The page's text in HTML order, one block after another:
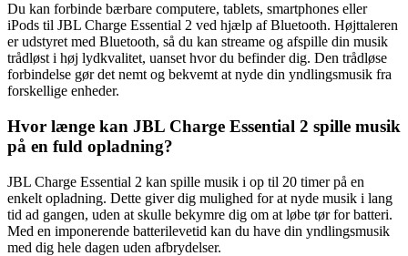
Du kan forbinde bærbare computere, tablets, smartphones eller
iPods til JBL Charge Essential 2 ved hjælp af Bluetooth. Højttaleren
er udstyret med Bluetooth, så du kan streame og afspille din musik
trådløst i høj lydkvalitet, uanset hvor du befinder dig. Den trådløse
forbindelse gør det nemt og bekvemt at nyde din yndlingsmusik fra
forskellige enheder.
Hvor længe kan JBL Charge Essential 2 spille musik
på en fuld opladning?
JBL Charge Essential 2 kan spille musik i op til 20 timer på en
enkelt opladning. Dette giver dig mulighed for at nyde musik i lang
tid ad gangen, uden at skulle bekymre dig om at løbe tør for batteri.
Med en imponerende batterilevetid kan du have din yndlingsmusik
med dig hele dagen uden afbrydelser.